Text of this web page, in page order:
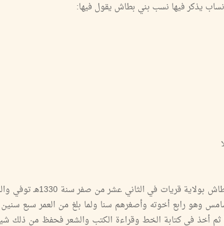
يذكر فيها نسب بني بطاش يقول فيها:
ولد القاضي ببلدة مسفاة
وهو رابع أخوته وأصغرهم سنا ولما بلغ من العمر سبع
أخذ في كتابة الخط وقراءة الكتب والشعر فحفظ من ذلك